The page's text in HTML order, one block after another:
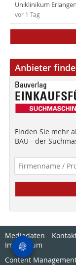
Uniklinikum Erlangen
vor 1 Tag
Anbieter
Finden Sie mehr
BAU - der
Mediadaten
Impressum
Content